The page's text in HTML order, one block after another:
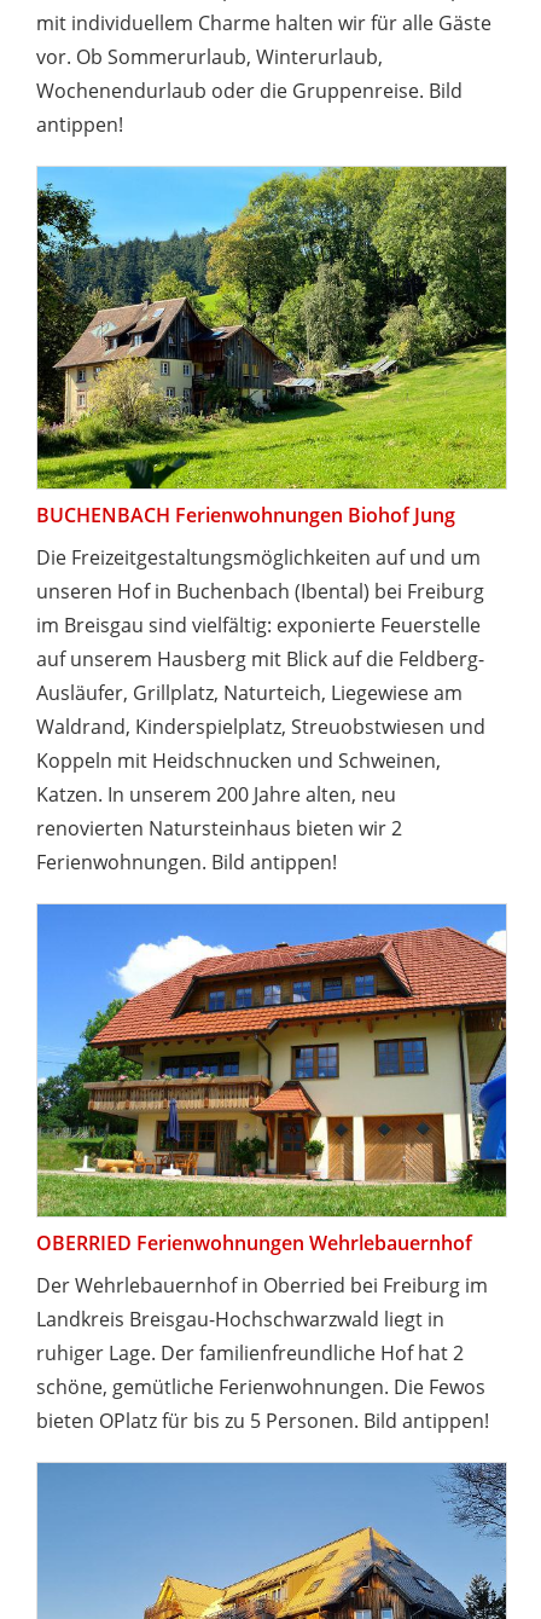
mit individuellem Charme halten wir für alle Gäste
vor. Ob Sommerurlaub, Winterurlaub,
Wochenendurlaub oder die Gruppenreise. Bild
antippen!
BUCHENBACH Ferienwohnungen Biohof Jung
Die Freizeitgestaltungsmöglichkeiten auf und um
unseren Hof in Buchenbach (Ibental) bei Freiburg
im Breisgau sind vielfältig: exponierte Feuerstelle
auf unserem Hausberg mit Blick auf die Feldberg-
Ausläufer, Grillplatz, Naturteich, Liegewiese am
Waldrand, Kinderspielplatz, Streuobstwiesen und
Koppeln mit Heidschnucken und Schweinen,
Katzen. In unserem 200 Jahre alten, neu
renovierten Natursteinhaus bieten wir 2
Ferienwohnungen. Bild antippen!
OBERRIED Ferienwohnungen Wehrlebauernhof
Der Wehrlebauernhof in Oberried bei Freiburg im
Landkreis Breisgau-Hochschwarzwald liegt in
ruhiger Lage. Der familienfreundliche Hof hat 2
schöne, gemütliche Ferienwohnungen. Die Fewos
bieten OPlatz für bis zu 5 Personen. Bild antippen!